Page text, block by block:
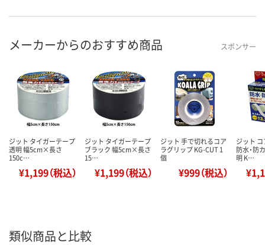
メーカーからのおすすめ商品 スポンサー
ジット タイガーテープ
透明 幅5cm×長さ
150c…
¥1,199（税込）
ジット タイガーテープ
ブラック 幅5cm×長さ
15…
¥1,199（税込）
ジット 手で切れるコア
ラグリップ KG-CUT 1
個
¥999（税込）
ジット
防水・防
明 K…
類似商品と比較